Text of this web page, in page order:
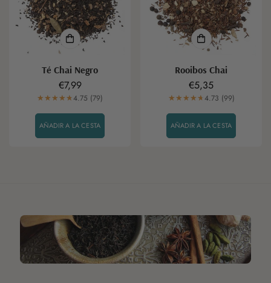
Té Chai Negro
Precio
regular
€7,99
4.75 (79)
AÑADIR A LA CESTA
Rooibos Chai
Precio
regular
€5,35
4.73 (99)
AÑADIR A LA CESTA